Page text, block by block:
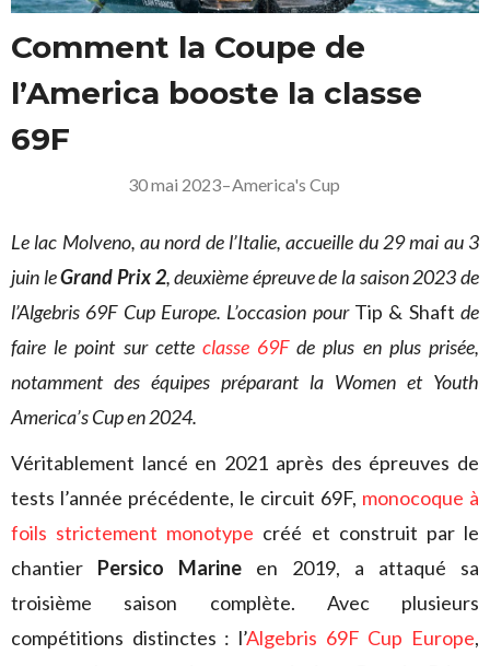
Comment la Coupe de
l’America booste la classe
69F
30 mai 2023–America's Cup
Le lac Molveno, au nord de l’Italie, accueille du 29 mai au 3
juin leGrand Prix 2, deuxième épreuve de la saison 2023 de
l’Algebris 69F Cup Europe. L’occasion pour Tip & Shaft de
faire le point sur cette classe 69Fde plus en plus prisée,
notamment des équipes préparant la Women et Youth
America’s Cup en 2024.
Véritablement lancé en 2021 après des épreuves de
tests l’année précédente, le circuit 69F, monocoque à
foils strictement monotype créé et construit par le
chantier Persico Marine en 2019, a attaqué sa
troisième saison complète. Avec plusieurs
compétitions distinctes : l’Algebris 69F Cup Europe,